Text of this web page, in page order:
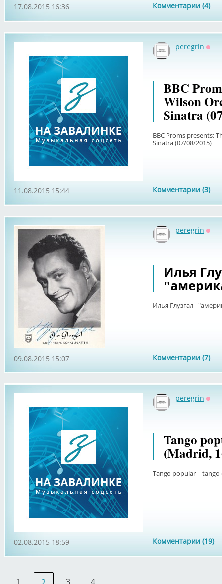
Комментарии (4)
17.08.2015 16:36
peregrin
BBC
Wilson
Sinatra
BBC Proms presents:
Sinatra (07/08/2015)
Комментарии (3)
11.08.2015 15:44
peregrin
Илья
Илья Глузгал -
Комментарии (7)
09.08.2015 15:07
peregrin
Tango
(Madrid,
Tango popular –
Комментарии (19)
02.08.2015 18:59
1 3 4